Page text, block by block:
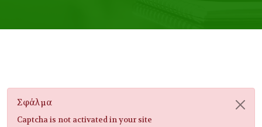
Σφάλμα
Captcha is not activated in your site